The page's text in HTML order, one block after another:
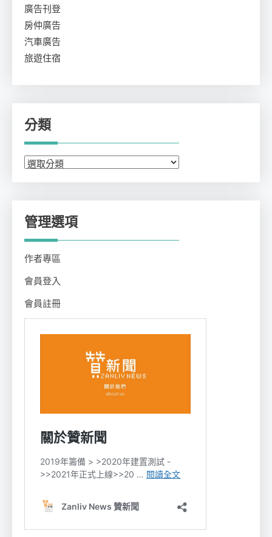
廣告刊登
房仲廣告
汽車廣告
旅遊住宿
分類
分
管理選項
作者專區
會員登入
會員註冊